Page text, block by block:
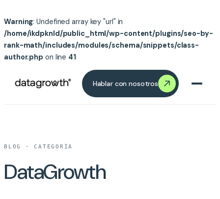
Warning: Undefined array key "url" in
/home/ikdpknld/public_html/wp-content/plugins/seo-by-
rank-math/includes/modules/schema/snippets/class-
author.php on line 41
Hablar con nosotros
BLOG · CATEGORÍA
DataGrowth